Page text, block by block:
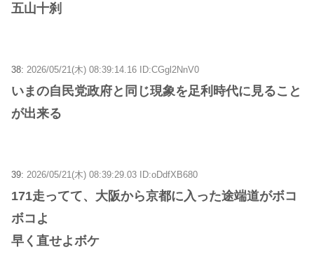
五山十刹
38: 2026/05/21(木) 08:39:14.16 ID:CGgl2NnV0
いまの自民党政府と同じ現象を足利時代に見ること
が出来る
39: 2026/05/21(木) 08:39:29.03 ID:oDdfXB680
171走ってて、大阪から京都に入った途端道がボコ
ボコよ
早く直せよボケ